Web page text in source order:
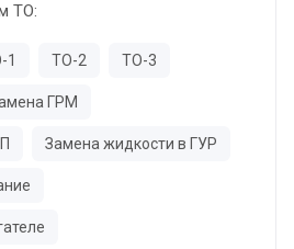
ТО:
1 ТО-2 ТО-3
ГРМ
Замена жидкости в ГУР